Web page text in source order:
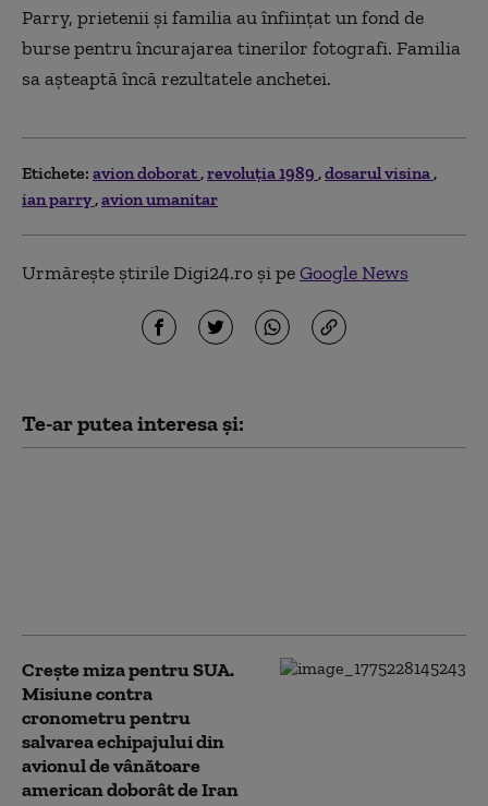
Parry, prietenii și familia au înființat un fond de
burse pentru încurajarea tinerilor fotografi. Familia
sa așteaptă încă rezultatele anchetei.
Etichete: avion doborat revoluția 1989 dosarul visina
ian parry avion umanitar
Urmărește știrile Digi24.ro și peGoogle News
Te-ar putea interesa și:
Crește miza pentru SUA.
Misiune contra
cronometru pentru
salvarea echipajului din
avionul de vânătoare
american doborât de Iran